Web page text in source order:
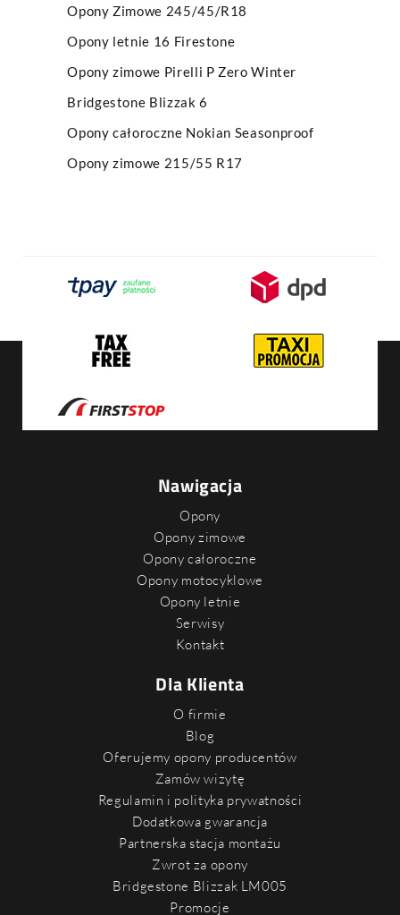
Opony Zimowe 245/45/R18
Opony letnie 16 Firestone
Opony zimowe Pirelli P Zero Winter
Bridgestone Blizzak 6
Opony całoroczne Nokian Seasonproof
Opony zimowe 215/55 R17
Nawigacja
Opony
Opony zimowe
Opony całoroczne
Opony motocyklowe
Opony letnie
Serwisy
Kontakt
Dla Klienta
O firmie
Blog
Oferujemy opony producentów
Zamów wizytę
Regulamin i polityka prywatności
Dodatkowa gwarancja
Partnerska stacja montażu
Zwrot za opony
Bridgestone Blizzak LM005
Promocje